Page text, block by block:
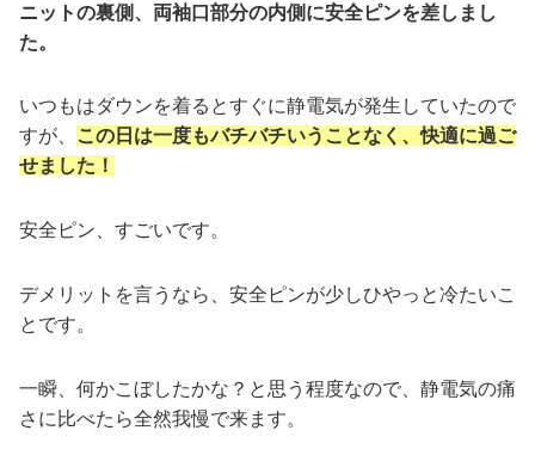
ニットの裏側、両袖口部分の内側に安全ピンを差しまし
た。
いつもはダウンを着るとすぐに静電気が発生していたので
すが、
この日は一度もバチバチいうことなく、快適に過ご
せました！
安全ピン、すごいです。
デメリットを言うなら、安全ピンが少しひやっと冷たいこ
とです。
一瞬、何かこぼしたかな？と思う程度なので、静電気の痛
さに比べたら全然我慢で来ます。